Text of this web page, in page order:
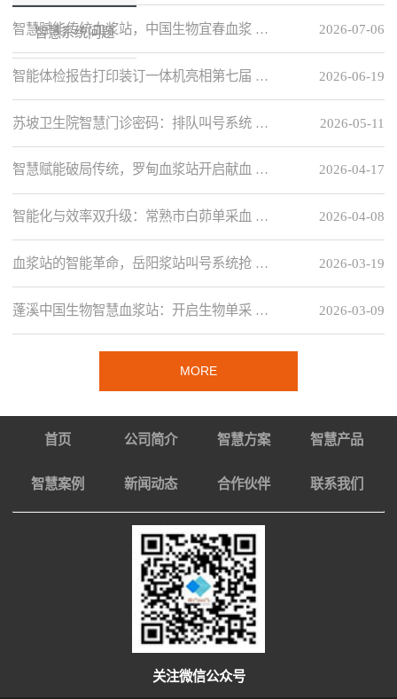
智慧系统问题 2026-07-06
智慧赋能传统血浆站，中国生物宜春血浆 …
2026-06-19
智能体检报告打印装订一体机亮相第七届 …
2026-05-11
苏坡卫生院智慧门诊密码：排队叫号系统 …
2026-04-17
智慧赋能破局传统，罗甸血浆站开启献血 …
2026-04-08
智能化与效率双升级：常熟市白茆单采血 …
2026-03-19
血浆站的智能革命，岳阳浆站叫号系统抢 …
2026-03-09
蓬溪中国生物智慧血浆站：开启生物单采 …
MORE
首页 公司简介 智慧方案 智慧产品
智慧案例 新闻动态 合作伙伴 联系我们
关注微信公众号